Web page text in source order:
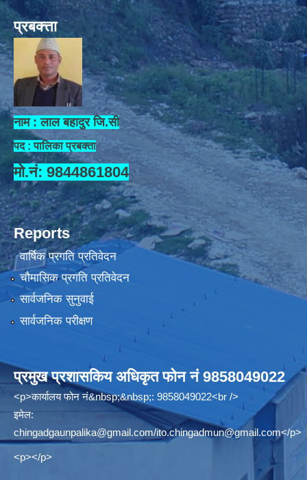
प्रबक्त्ता
नाम : लाल बहादुर जि.सी
पद : पालिका प्रबक्ता
मो.नं: 9844861804
Reports
वार्षिक प्रगति प्रतिवेदन
चौमासिक प्रगति प्रतिवेदन
सार्वजनिक सुनुवाई
सार्वजनिक परीक्षण
प्रमुख प्रशासकिय अधिकृत फोन नं 9858049022
<p>कार्यालय फोन नं&nbsp;&nbsp;: 9858049022<br />
इमेल:
chingadgaunpalika@gmail.com/ito.chingadmun@gmail.com</p>
<p></p>